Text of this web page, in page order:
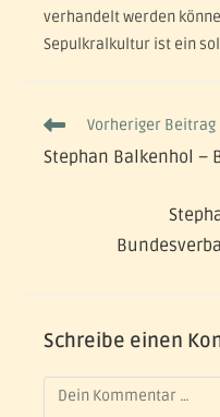
verhandelt werden
Sepulkralkultur ist ein
Vorheriger Beitrag
Stephan Balkenhol –
Schreibe einen